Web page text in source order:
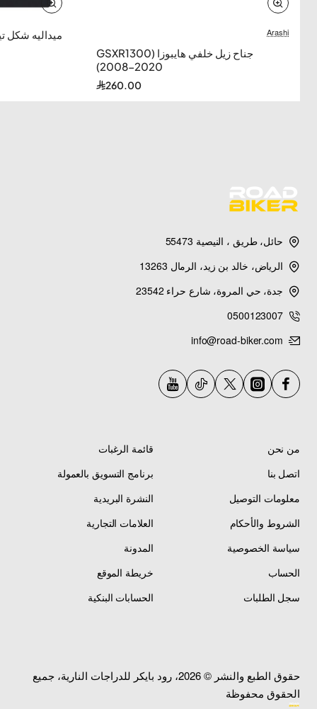
Arashi
جناح زيل خلفي هايبوزا (GSXR1300
2008-2020)
260.00
ميداليه شكل
حائل، طريق ، النيصية 55473
الرياض، خالد بن زيد، الرمال 13263
جدة، حي المروة، شارع حراء 23542
0500123007
info@road-biker.com
من نحن
اتصل بنا
معلومات التوصيل
الشروط والأحكام
سياسة الخصوصية
الحساب
سجل الطلبات
قائمة الرغبات
برنامج التسويق بالعمولة
النشرة البريدية
العلامات التجارية
المدونة
خريطة الموقع
الحسابات البنكية
حقوق الطبع والنشر © 2026، رود بايكر للدراجات النارية، جميع
الحقوق محفوظة